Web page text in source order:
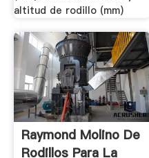
altitud de rodillo (mm)
Raymond Molino De
Rodillos Para La